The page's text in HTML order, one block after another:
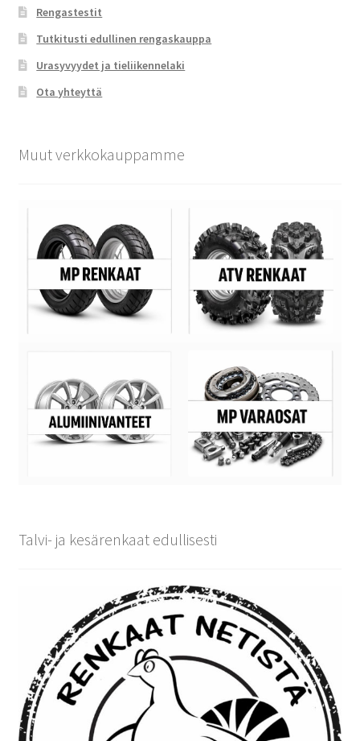
Rengastestit
Tutkitusti edullinen rengaskauppa
Urasyvyydet ja tieliikennelaki
Ota yhteyttä
Muut verkkokauppamme
Talvi- ja kesärenkaat edullisesti